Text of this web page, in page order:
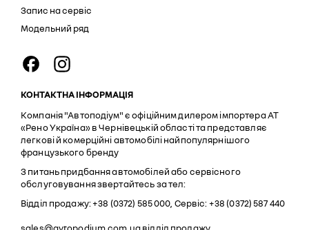
Запис на сервіс
Модельний ряд
КОНТАКТНА ІНФОРМАЦІЯ
Компанія "Автоподіум" є офіційним дилером імпортера АТ
«Рено Україна» в Чернівецькій області та представляє
легкові й комерційні автомобілі найпопулярнішого
французького бренду
З питань придбання автомобілей або сервісного
обслуговування звертайтесь за тел:
Відділ продажу: +38 (0372) 585 000, Сервіс: +38 (0372) 587 440